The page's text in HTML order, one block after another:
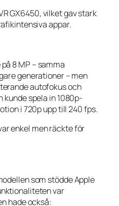
GX6450, vilket gav stark
appar.
8 MP – samma
generationer – men
autofokus och
spela in 1080p-
i 720p upp till 240 fps.
enkel men räckte för
som stödde Apple
var
hade också: